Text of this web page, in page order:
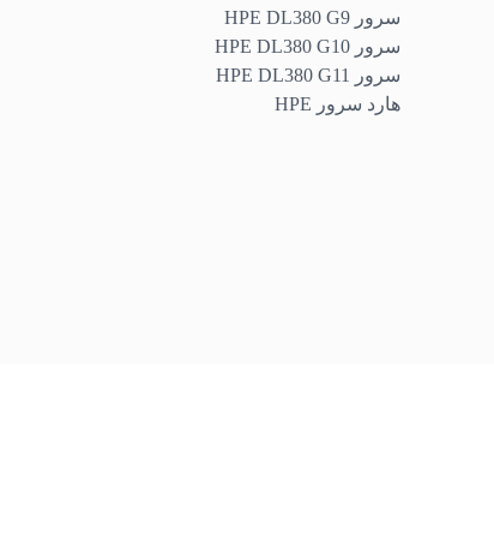
سرور HPE DL380 G9
سرور HPE DL380 G10
سرور HPE DL380 G11
هارد سرور HPE